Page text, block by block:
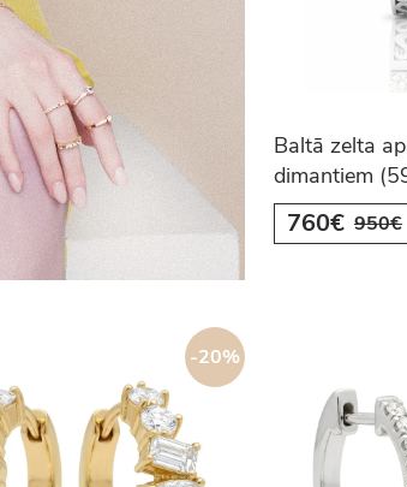
Baltā zelta
dimantiem
760€ 950€
-20%